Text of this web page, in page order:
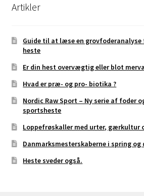
Artikler
Guide til at læse en grovfoderanalyse
heste
Er din hest overvægtig eller blot
Hvad er præ- og pro- biotika ?
Nordic Raw Sport – Ny serie af foder
sportsheste
Loppefrøskaller med urter, gærkultur
Danmarksmesterskaberne i spring og
Heste sveder også.